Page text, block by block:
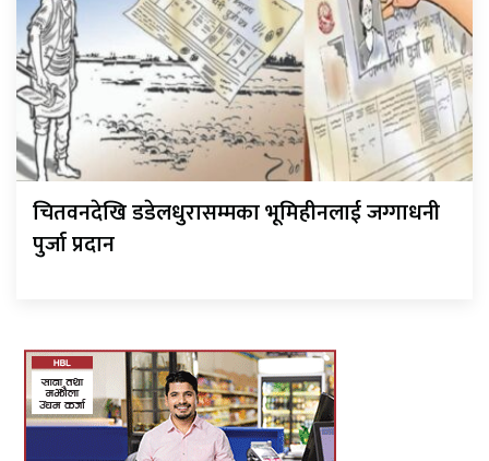
चितवनदेखि डडेलधुरासम्मका भूमिहीनलाई जग्गाधनी
पुर्जा प्रदान